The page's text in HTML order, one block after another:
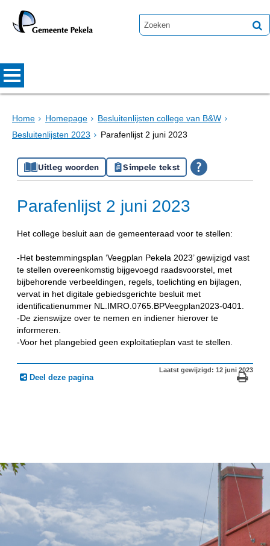
Home Homepage
Besluitenlijsten college van B&W
Besluitenlijsten 2023
Parafenlijst 2 juni 2023
Uitleg woorden Simpele tekst
Parafenlijst 2 juni 2023
Het college besluit aan de gemeenteraad voor te stellen:
-Het bestemmingsplan ‘Veegplan Pekela 2023’ gewijzigd vast
te stellen overeenkomstig bijgevoegd raadsvoorstel, met
bijbehorende verbeeldingen, regels, toelichting en bijlagen,
vervat in het digitale gebiedsgerichte besluit met
identificatienummer NL.IMRO.0765.BPVeegplan2023-0401.
-De zienswijze over te nemen en indiener hierover te
informeren.
-Voor het plangebied geen exploitatieplan vast te stellen.
Deel deze pagina
Laatst gewijzigd: 12 juni 2023